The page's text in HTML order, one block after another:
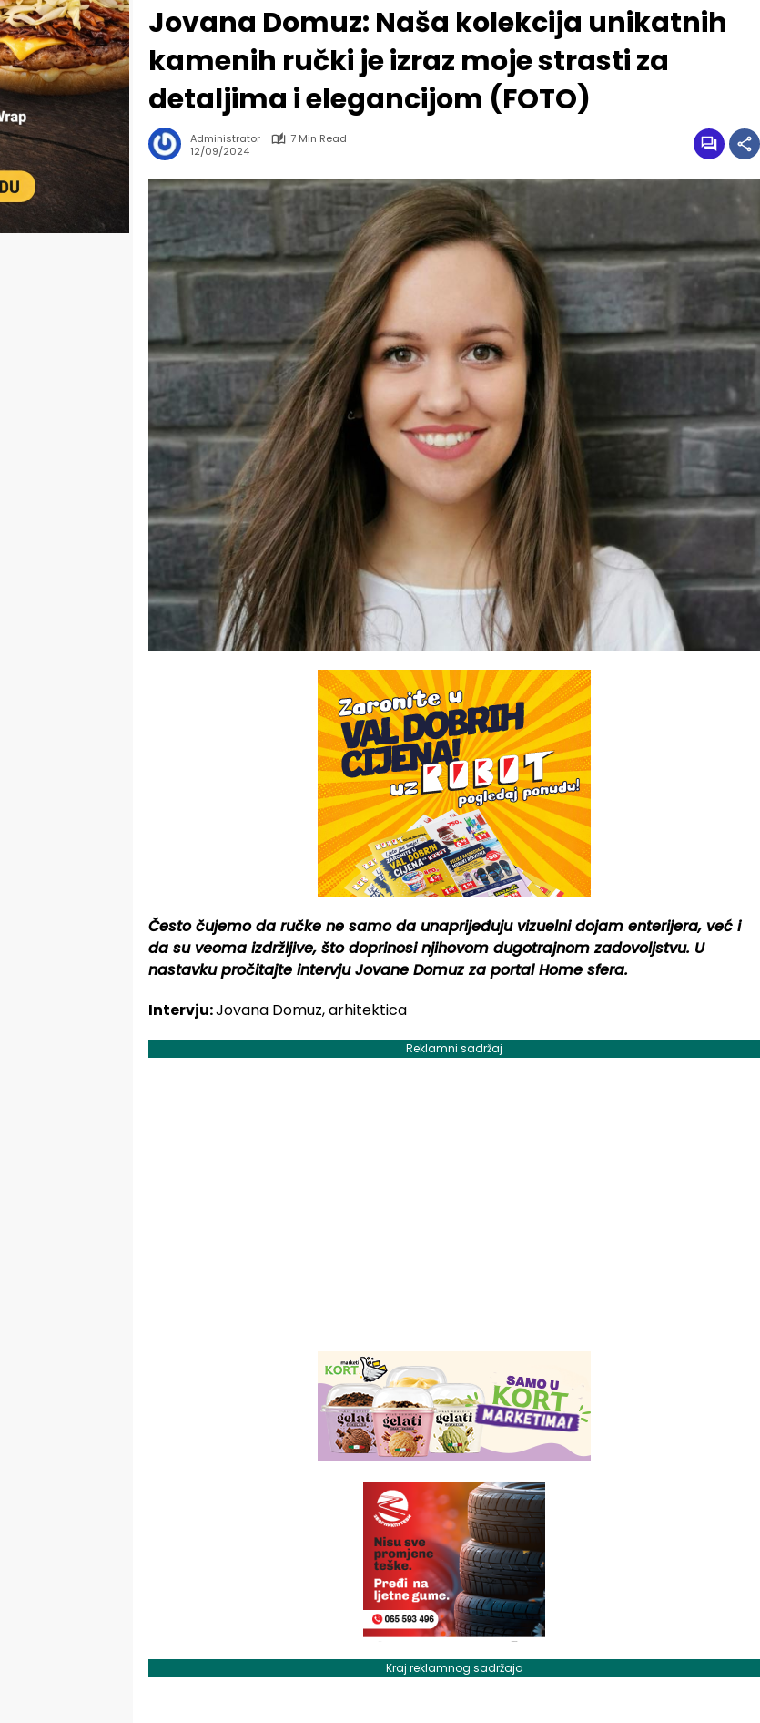
Jovana Domuz: Naša kolekcija unikatnih
kamenih ručki je izraz moje strasti za
detaljima i elegancijom (FOTO)
Administrator
7 Min Read
12/09/2024
Često čujemo da ručke ne samo da unaprijeđuju vizuelni dojam enterijera, već i
da su veoma izdržljive, što doprinosi njihovom dugotrajnom zadovoljstvu. U
nastavku pročitajte intervju Jovane Domuz za portal Home sfera.
Intervju:Jovana Domuz, arhitektica
Reklamni sadržaj
Kraj reklamnog sadržaja